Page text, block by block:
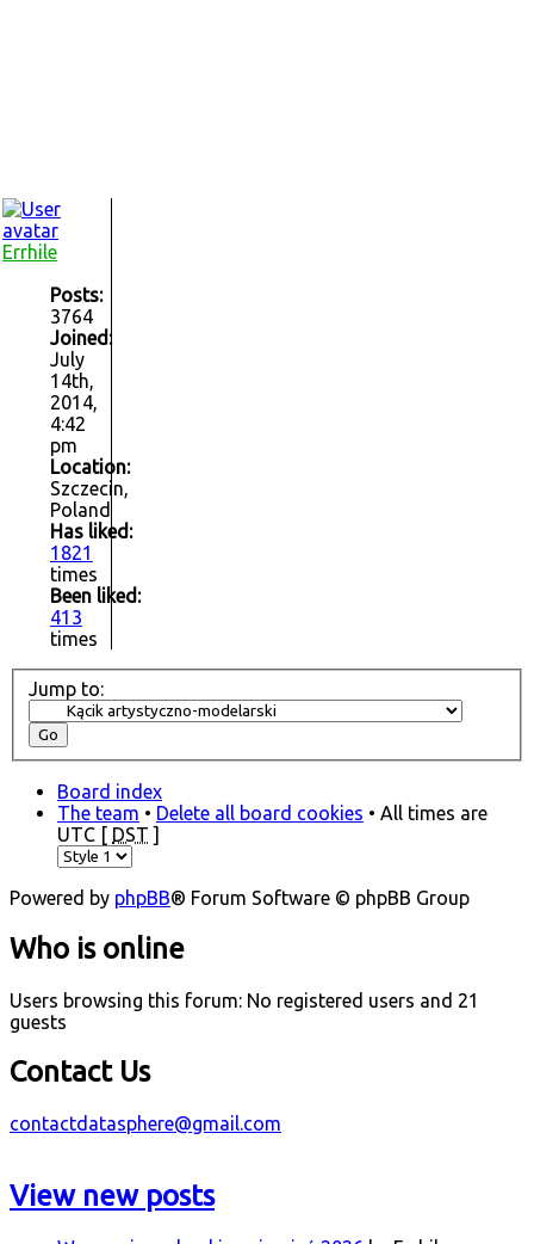
Errhile
Posts:
3764
Joined:
July
14th,
2014,
4:42
pm
Location:
Szczecin,
Poland
Has liked:
1821
times
Been liked:
413
times
Jump to:
Board index
The team • Delete all board cookies • All times are
UTC [ DST ]
Powered by phpBB® Forum Software © phpBB Group
Who is online
Users browsing this forum: No registered users and 21
guests
Contact Us
contactdatasphere@gmail.com
View new posts